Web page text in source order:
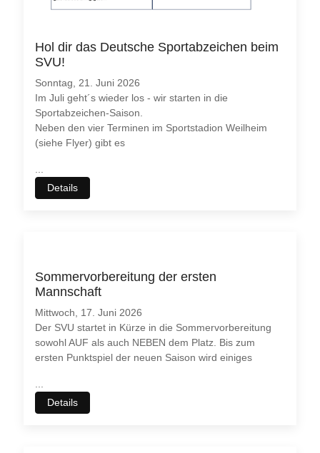
Hol dir das Deutsche Sportabzeichen beim
SVU!
Sonntag, 21. Juni 2026
Im Juli geht´s wieder los - wir starten in die
Sportabzeichen-Saison.
Neben den vier Terminen im Sportstadion Weilheim
(siehe Flyer) gibt es
...
Details
Sommervorbereitung der ersten
Mannschaft
Mittwoch, 17. Juni 2026
Der SVU startet in Kürze in die Sommervorbereitung
sowohl AUF als auch NEBEN dem Platz. Bis zum
ersten Punktspiel der neuen Saison wird einiges
...
Details